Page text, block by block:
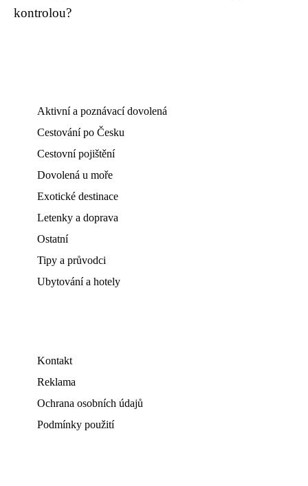
kontrolou?
Aktivní a poznávací dovolená
Cestování po Česku
Cestovní pojištění
Dovolená u moře
Exotické destinace
Letenky a doprava
Ostatní
Tipy a průvodci
Ubytování a hotely
Kontakt
Reklama
Ochrana osobních údajů
Podmínky použití